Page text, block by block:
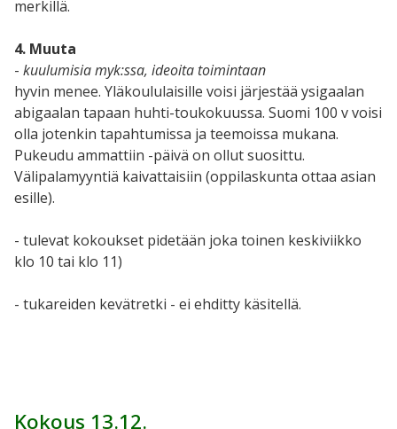
merkillä.
4. Muuta
- kuulumisia myk:ssa, ideoita toimintaan
hyvin menee. Yläkoululaisille voisi järjestää ysigaalan
abigaalan tapaan huhti-toukokuussa. Suomi 100 v voisi
olla jotenkin tapahtumissa ja teemoissa mukana.
Pukeudu ammattiin -päivä on ollut suosittu.
Välipalamyyntiä kaivattaisiin (oppilaskunta ottaa asian
esille).
- tulevat kokoukset pidetään joka toinen keskiviikko
klo 10 tai klo 11)
- tukareiden kevätretki - ei ehditty käsitellä.
Kokous 13.12.